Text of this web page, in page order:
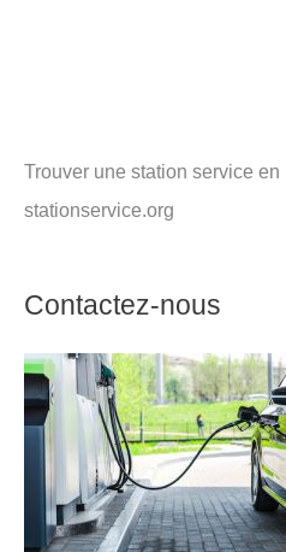
Trouver une station service
stationservice.org
Contactez-nous